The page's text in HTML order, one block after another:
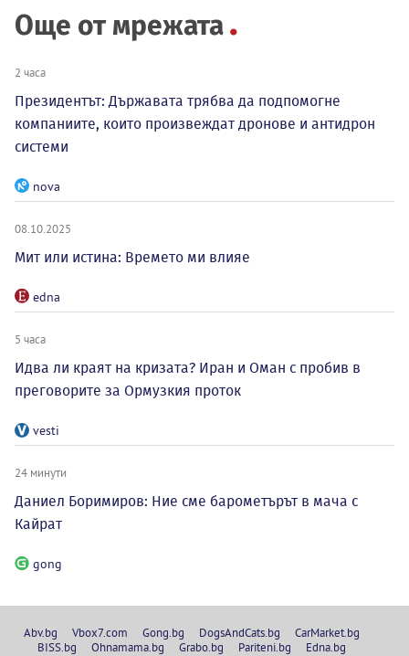
Още от мрежата
2 часа
Президентът: Държавата трябва да подпомогне
компаниите, които произвеждат дронове и антидрон
системи
nova
08.10.2025
Мит или истина: Времето ми влияе
edna
5 часа
Идва ли краят на кризата? Иран и Оман с пробив в
преговорите за Ормузкия проток
vesti
24 минути
Даниел Боримиров: Ние сме барометърът в мача с
Кайрат
gong
Abv.bg Vbox7.com Gong.bg DogsAndCats.bg
CarMarket.bg
BISS.bg
Ohnamama.bg Grabo.bg Pariteni.bg
Edna.bg